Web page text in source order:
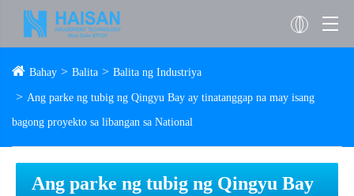
Bahay Balita Balita ng Industriya
Ang parke ng tubig ng Qingyu Bay ay tinatanggap na may isang
bagong proyekto sa libangan sa National
Ang parke ng tubig ng Qingyu Bay